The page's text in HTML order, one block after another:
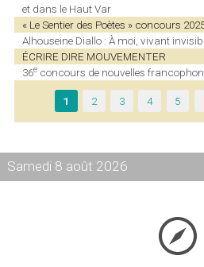
et dans le Haut Var
« Le Sentier des Poètes » concours
Alhouseine Diallo : À moi, vivant
ÉCRIRE DIRE MOUVEMENTER
36econcours de nouvelles
1 2 3 4 5
Samedi 8 août 2026